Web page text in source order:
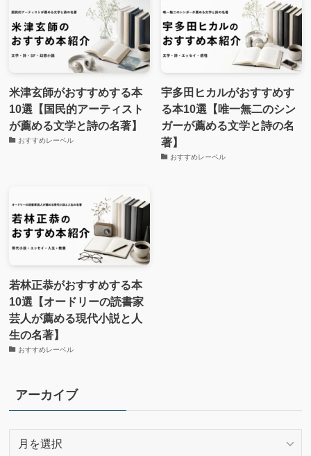
米津玄師がおすすめする本
10選【国民的アーティスト
が薦める文学と詩の名著】
おすすめレーベル
宇多田ヒカルがおすすめす
る本10選【唯一無二のシン
ガーが薦める文学と詩の名
著】
おすすめレーベル
若林正恭がおすすめする本
10選【オードリーの読書家
芸人が薦める現代小説と人
生の名著】
おすすめレーベル
アーカイブ